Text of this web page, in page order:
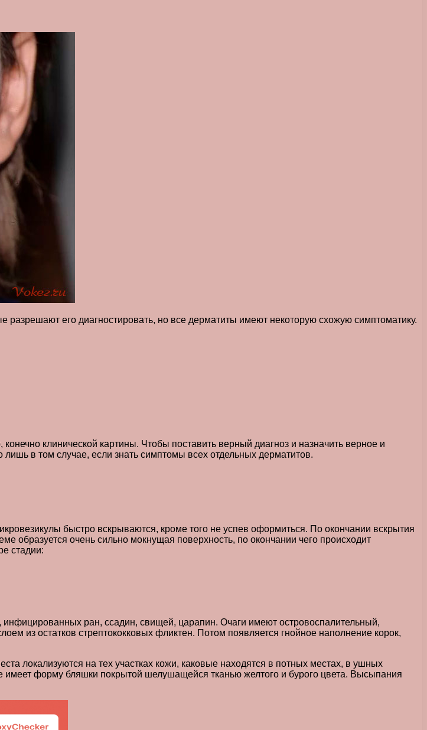
его диагностировать, но все дерматиты имеют некоторую схожую симптоматику.
клинической картины. Чтобы поставить верный диагноз и назначить верное и
в том случае, если знать симптомы всех отдельных дерматитов.
быстро вскрываются, кроме того не успев оформиться. По окончании вскрытия
образуется очень сильно мокнущая поверхность, по окончании чего происходит
стадии:
ран, ссадин, свищей, царапин. Очаги имеют островоспалительный,
из остатков стрептококковых фликтен. Потом появляется гнойное наполнение корок,
локализуются на тех участках кожи, каковые находятся в потных местах, в ушных
имеет форму бляшки покрытой шелушащейся тканью желтого и бурого цвета. Высыпания